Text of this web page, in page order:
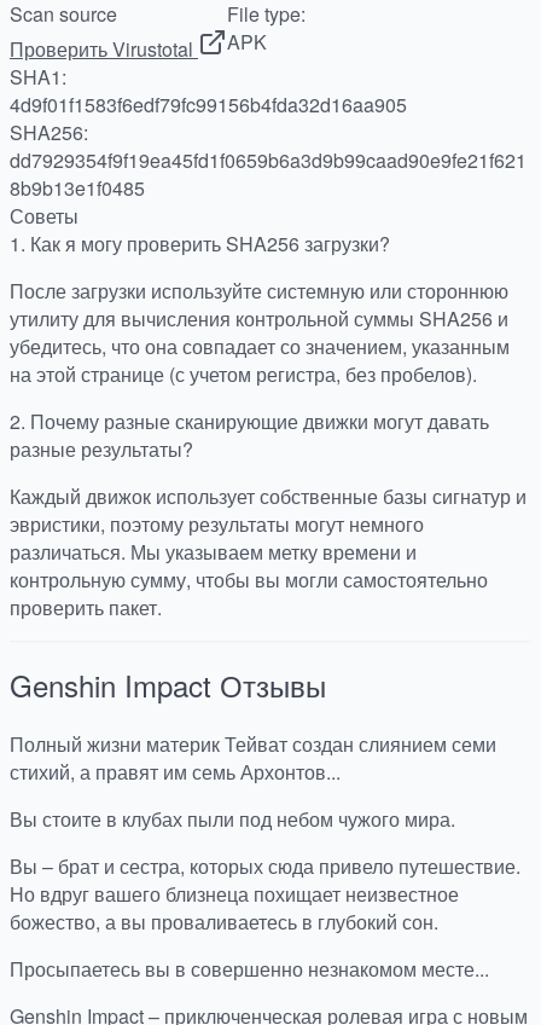
Scan source
Проверить Virustotal
File type:
APK
SHA1:
4d9f01f1583f6edf79fc99156b4fda32d16aa905
SHA256:
dd7929354f9f19ea45fd1f0659b6a3d9b99caad90e9fe21f621
8b9b13e1f0485
Советы
1. Как я могу проверить SHA256 загрузки?
После загрузки используйте системную или стороннюю
утилиту для вычисления контрольной суммы SHA256 и
убедитесь, что она совпадает со значением, указанным
на этой странице (с учетом регистра, без пробелов).
2. Почему разные сканирующие движки могут давать
разные результаты?
Каждый движок использует собственные базы сигнатур и
эвристики, поэтому результаты могут немного
различаться. Мы указываем метку времени и
контрольную сумму, чтобы вы могли самостоятельно
проверить пакет.
Genshin Impact Отзывы
Полный жизни материк Тейват создан слиянием семи
стихий, а правят им семь Архонтов...
Вы стоите в клубах пыли под небом чужого мира.
Вы – брат и сестра, которых сюда привело путешествие.
Но вдруг вашего близнеца похищает неизвестное
божество, а вы проваливаетесь в глубокий сон.
Просыпаетесь вы в совершенно незнакомом месте...
Genshin Impact – приключенческая ролевая игра с новым